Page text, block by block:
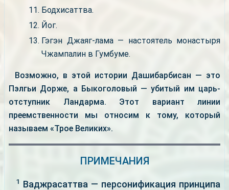
Бодхисаттва.
Йог.
Гэгэн Джаяг-лама — настоятель монастыря
Чжампалин в Гумбуме.
Возможно, в этой истории Дашибарбисан — это
Пэлгьи Дорже, а Быкоголовый — убитый им царь-
отступник Ландарма. Этот вариант линии
преемственности мы относим к тому, который
называем «Трое Великих».
ПРИМЕЧАНИЯ
1 Ваджрасаттва — персонификация принципа